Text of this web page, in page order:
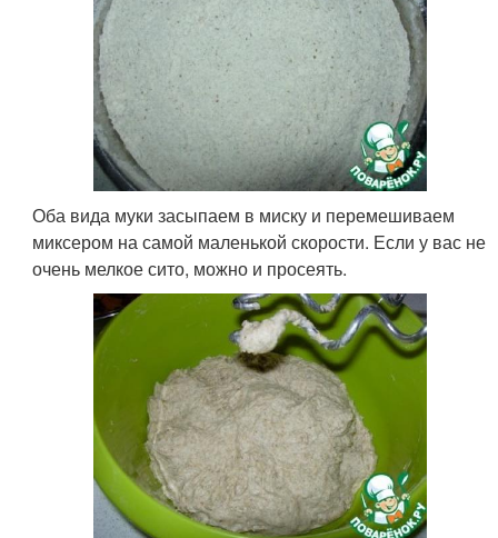
Оба вида муки засыпаем в миску и перемешиваем
миксером на самой маленькой скорости. Если у вас не
очень мелкое сито, можно и просеять.